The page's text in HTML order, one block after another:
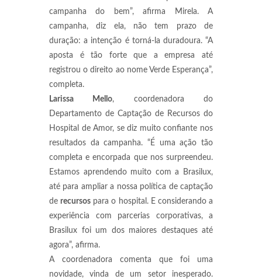
campanha do bem”, afirma Mirela. A
campanha, diz ela, não tem prazo de
duração: a intenção é torná-la duradoura. “A
aposta é tão forte que a empresa até
registrou o direito ao nome Verde Esperança”,
completa.
Larissa Mello, coordenadora do
Departamento de Captação de Recursos do
Hospital de Amor, se diz muito confiante nos
resultados da campanha. “É uma ação tão
completa e encorpada que nos surpreendeu.
Estamos aprendendo muito com a Brasilux,
até para ampliar a nossa política de captação
derecursos para o hospital. E considerando a
experiência com parcerias corporativas, a
Brasilux foi um dos maiores destaques até
agora”, afirma.
A coordenadora comenta que foi uma
novidade, vinda de um setor inesperado.